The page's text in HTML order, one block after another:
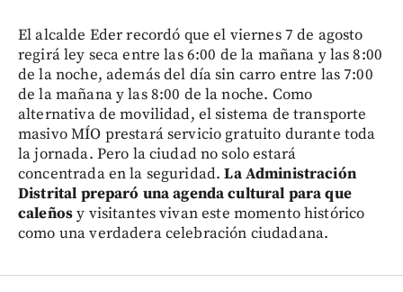
El alcalde Eder recordó que el viernes 7 de agosto
regirá ley seca entre las 6:00 de la mañana y las 8:00
de la noche, además del día sin carro entre las 7:00
de la mañana y las 8:00 de la noche. Como
alternativa de movilidad, el sistema de transporte
masivo MÍO prestará servicio gratuito durante toda
la jornada. Pero la ciudad no solo estará
concentrada en la seguridad.La Administración
Distrital preparó una agenda cultural para que
caleñosy visitantes vivan este momento histórico
como una verdadera celebración ciudadana.